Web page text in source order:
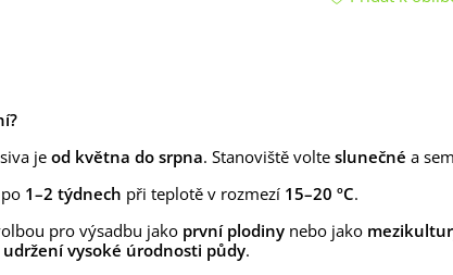
- cibule
žlutá -
-...
?
jeod května do srpna. Stanoviště volte slunečné a
1–2 týdnech při teplotě v rozmezí 15–20 ºC.
pro výsadbu jako první plodiny nebo jako
udržení vysoké úrodnosti půdy.